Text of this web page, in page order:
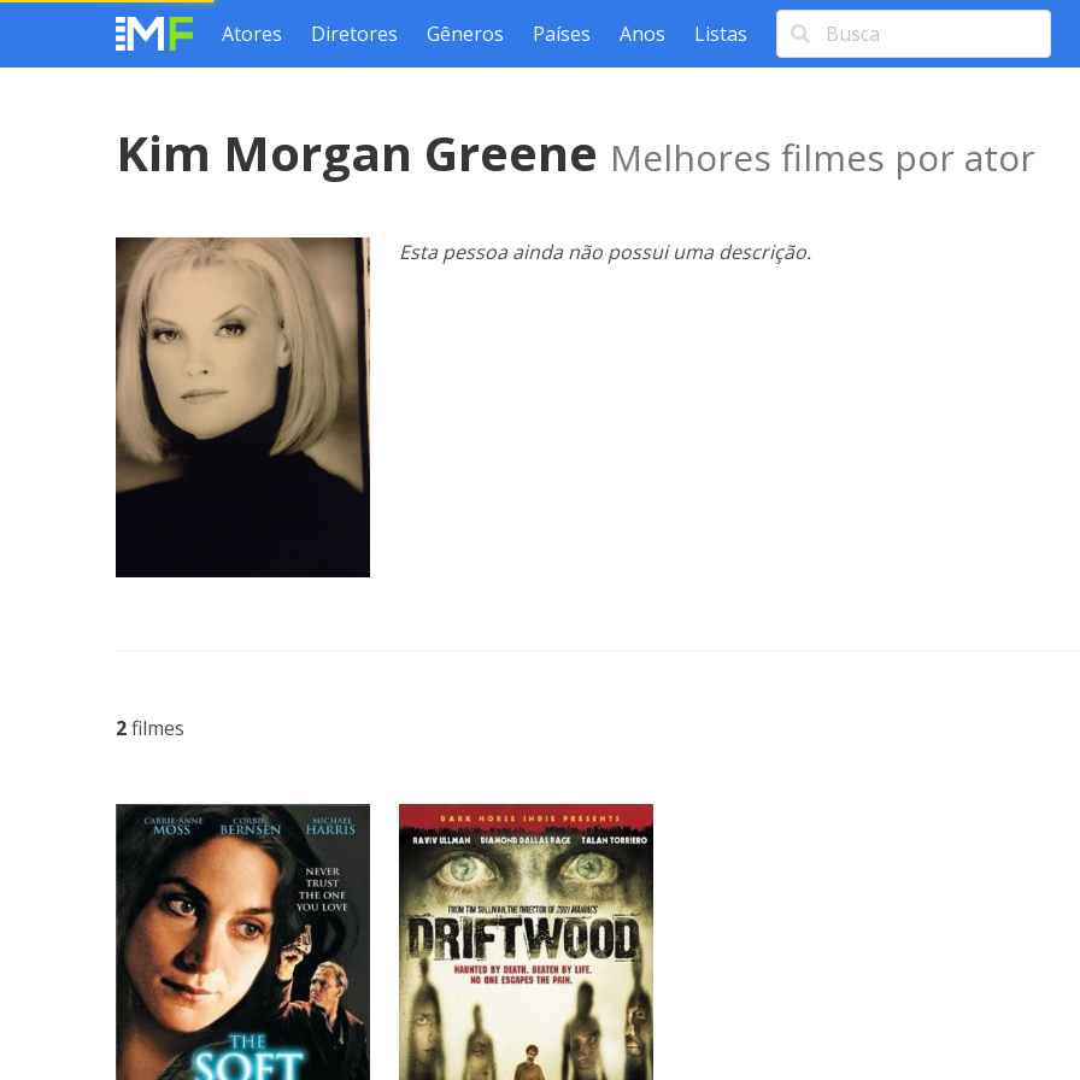
Atores Diretores Gêneros Países Anos Listas
Kim Morgan Greene Melhores filmes por ator
Esta pessoa ainda não possui uma descrição.
2filmes